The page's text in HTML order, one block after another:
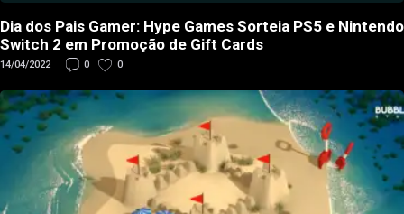
Dia dos Pais Gamer: Hype Games Sorteia PS5 e Nintendo
Switch 2 em Promoção de Gift Cards
14/04/2022 0 0